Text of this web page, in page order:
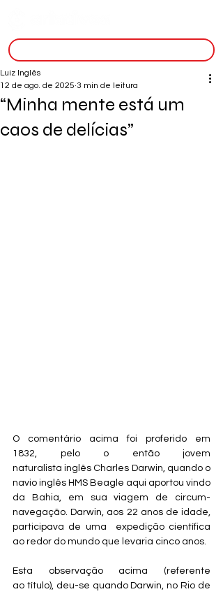
“Minha mente está um
caos de delícias”
Luiz Inglês
12 de ago. de 2025 3 min de leitura
​​O comentário acima foi proferido em
1832, pelo o então jovem
naturalista inglês Charles Darwin, quando o
navio inglês HMS Beagle aqui aportou vindo
da Bahia, em sua viagem de circum-
navegação. Darwin, aos 22 anos de idade,
participava de uma  expedição científica
ao redor do mundo que levaria cinco anos.
​​Esta observação acima (referente
ao título), deu-se quando Darwin, no Rio de